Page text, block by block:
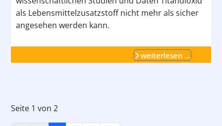
als Lebensmittelzusatzstoff nicht mehr als sicher
angesehen werden kann.
weiterlesen …
Seite 1 von 2